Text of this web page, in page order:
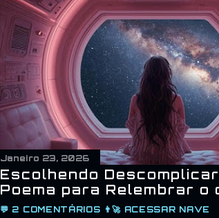
Janeiro 23, 2026
Escolhendo
Poema para Relembrar o
💬 2 COMENTÁRIOS 👨‍🚀 ACESSAR NAVE